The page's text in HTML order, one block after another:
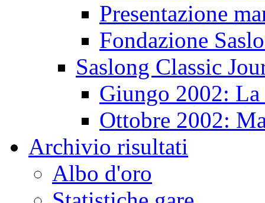
Presentazione
Fondazione
Saslong Classic
Giungo 2002: La
Ottobre 2002:
Archivio risultati
Albo d'oro